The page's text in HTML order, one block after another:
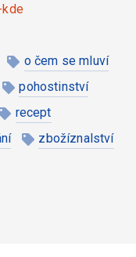
o čem se mluví
pohostinství
recept
zbožíznalství